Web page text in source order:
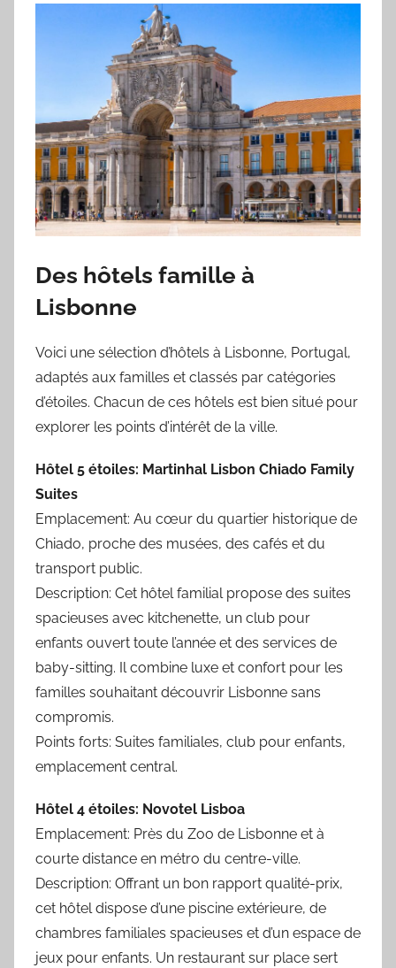
Des hôtels famille à
Lisbonne
Voici une sélection d’hôtels à Lisbonne, Portugal,
adaptés aux familles et classés par catégories
d’étoiles. Chacun de ces hôtels est bien situé pour
explorer les points d’intérêt de la ville.
Hôtel 5 étoiles: Martinhal Lisbon Chiado Family
Suites
Emplacement: Au cœur du quartier historique de
Chiado, proche des musées, des cafés et du
transport public.
Description: Cet hôtel familial propose des suites
spacieuses avec kitchenette, un club pour
enfants ouvert toute l’année et des services de
baby-sitting. Il combine luxe et confort pour les
familles souhaitant découvrir Lisbonne sans
compromis.
Points forts: Suites familiales, club pour enfants,
emplacement central.
Hôtel 4 étoiles: Novotel Lisboa
Emplacement: Près du Zoo de Lisbonne et à
courte distance en métro du centre-ville.
Description: Offrant un bon rapport qualité-prix,
cet hôtel dispose d’une piscine extérieure, de
chambres familiales spacieuses et d’un espace de
jeux pour enfants. Un restaurant sur place sert